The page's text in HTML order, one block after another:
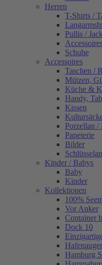
Herren
T-Shirts /
Pullis /
Schuhe
Accessoires
Taschen /
Mützen,
Küche &
Handy,
Kissen
Porzellan /
Papeterie
Bilder
Kinder / Babys
Baby
Kinder
Kollektionen
100%
Vor Anker
Container
Dock 10
Hamburg